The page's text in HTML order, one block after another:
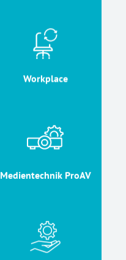
Workplace
Workplace
weiter
Medientechnik ProAV
Medientechnik ProAV
Managed Services